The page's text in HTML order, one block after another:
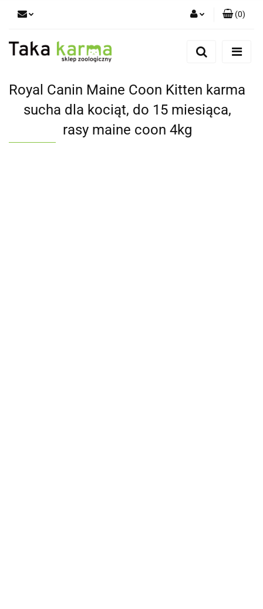
Zaloguj się
Zgody cookies
(0)
Royal Canin Maine Coon Kitten karma
sucha dla kociąt, do 15 miesiąca,
rasy maine coon 4kg